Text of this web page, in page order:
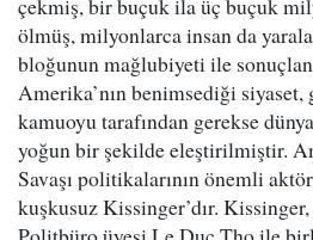
çekmiş, bir buçuk ila üç buçuk
ölmüş, milyonlarca insan da
bloğunun mağlubiyeti ile
Amerika’nın benimsediği
kamuoyu tarafından gerekse
yoğun bir şekilde eleştirilmiştir.
Savaşı politikalarının önemli
kuşkusuz Kissinger’dır.